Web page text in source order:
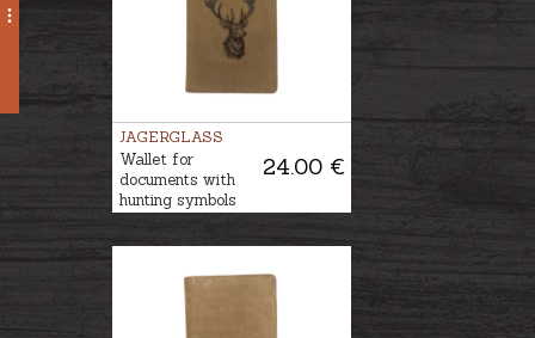
JAGERGLASS
24.00 €
Wallet for
documents with
hunting symbols